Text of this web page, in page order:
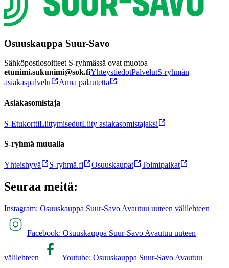
Osuuskauppa Suur-Savo
Sähköpostiosoitteet S-ryhmässä ovat muotoa
etunimi.sukunimi@sok.fiYhteystiedotPalvelutS-ryhmän
asiakaspalvelu
Anna palautetta
Asiakasomistaja
S-EtukorttiLiittymisedutLiity asiakasomistajaksi
S-ryhmä muualla
Yhteishyvä S-ryhmä.fi Osuuskaupat Toimipaikat
Seuraa meitä:
Instagram: Osuuskauppa Suur-Savo Avautuu uuteen välilehteen
Facebook: Osuuskauppa Suur-Savo Avautuu uuteen
välilehteen Youtube: Osuuskauppa Suur-Savo Avautuu